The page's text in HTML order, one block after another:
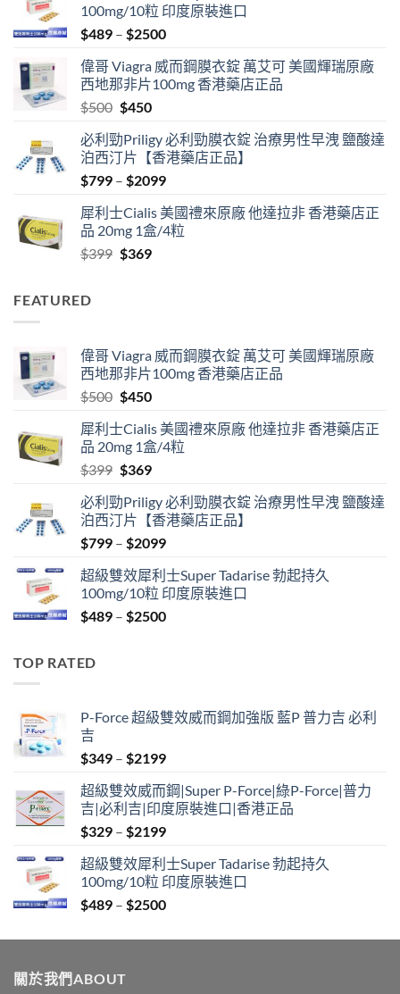
100mg/10粒 印度原裝進口
$489 – $2500Price
$489
through
偉哥 Viagra 威而鋼膜衣錠 萬艾可 美國輝瑞原廠
西地那非片100mg 香港藥店正品
$500 Original
was:
$500.
$450Current
is:
$450.
必利勁Priligy 必利勁膜衣錠 治療男性早洩 鹽酸達
泊西汀片【香港藥店正品】
$799 – $2099Price
$799
through
犀利士Cialis 美國禮來原廠 他達拉非 香港藥店正
品 20mg 1盒/4粒
$399 Original
$369Current
FEATURED
偉哥 Viagra 威而鋼膜衣錠 萬艾可 美國輝瑞原廠
西地那非片100mg 香港藥店正品
$500 Original
was:
$500.
$450Current
is:
$450.
犀利士Cialis 美國禮來原廠 他達拉非 香港藥店正
品 20mg 1盒/4粒
$399 Original
was:
$399.
$369Current
is:
$369.
必利勁Priligy 必利勁膜衣錠 治療男性早洩 鹽酸達
泊西汀片【香港藥店正品】
$799 – $2099Price
$799
through
$2099
超級雙效犀利士Super Tadarise 勃起持久
100mg/10粒 印度原裝進口
$489 – $2500Price
TOP RATED
P-Force 超級雙效威而鋼加強版 藍P 普力吉 必利
吉
$349 – $2199Price
$349
through
$2199
超級雙效威而鋼|Super P-Force|綠P-Force|普力
吉|必利吉|印度原裝進口|香港正品
$329 – $2199Price
$329
through
$2199
超級雙效犀利士Super Tadarise 勃起持久
100mg/10粒 印度原裝進口
$489 – $2500Price
$489
關於我們ABOUT